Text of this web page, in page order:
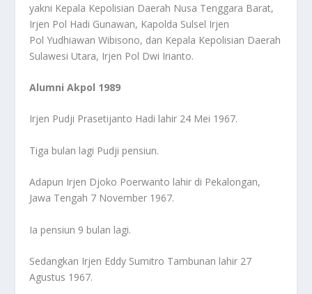
yakni Kepala Kepolisian Daerah Nusa Tenggara Barat,
Irjen Pol Hadi Gunawan, Kapolda Sulsel Irjen
Pol Yudhiawan Wibisono, dan Kepala Kepolisian Daerah
Sulawesi Utara, Irjen Pol Dwi Irianto.
Alumni Akpol 1989
Irjen Pudji Prasetijanto Hadi lahir 24 Mei 1967.
Tiga bulan lagi Pudji pensiun.
Adapun Irjen Djoko Poerwanto lahir di Pekalongan,
Jawa Tengah 7 November 1967.
Ia pensiun 9 bulan lagi.
Sedangkan Irjen Eddy Sumitro Tambunan lahir 27
Agustus 1967.